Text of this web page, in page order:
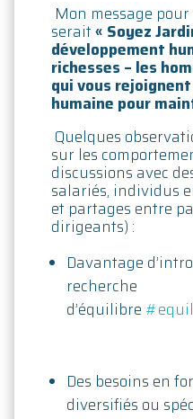
Mon message
serait « Soyez
développement
richesses – les
qui vous
humaine pour
Quelques
sur les
discussions avec
salariés, individus
et partages entre
dirigeants) :
Davantage
recherche
d’équilibre
Des besoins en
diversifiés ou